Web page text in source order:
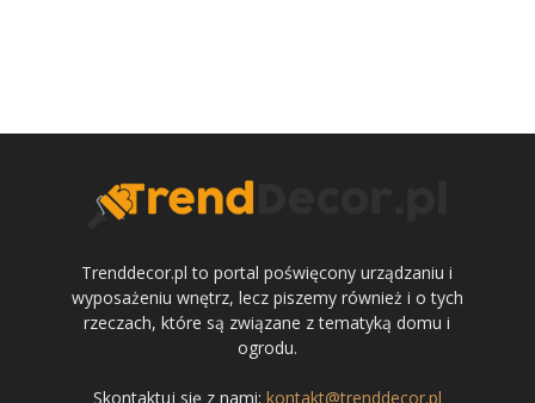
Trenddecor.pl to portal poświęcony urządzaniu i
wyposażeniu wnętrz, lecz piszemy również i o tych
rzeczach, które są związane z tematyką domu i
ogrodu.
Skontaktuj się z nami: kontakt@trenddecor.pl